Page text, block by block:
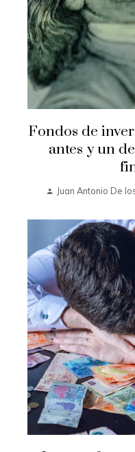
Fondos de
antes y un
Juan Antonio De